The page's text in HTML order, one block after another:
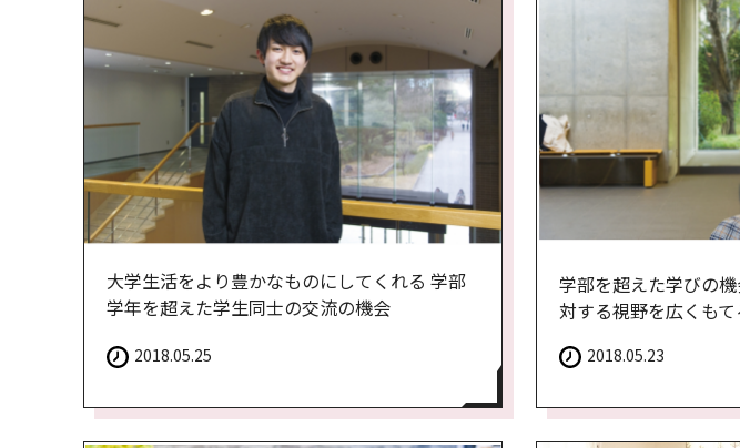
大学生活をより豊かなものにしてくれる 学部
学年を超えた学生同士の交流の機会
2018.05.25
学部を超えた学びの
対する視野を広くも
2018.05.23